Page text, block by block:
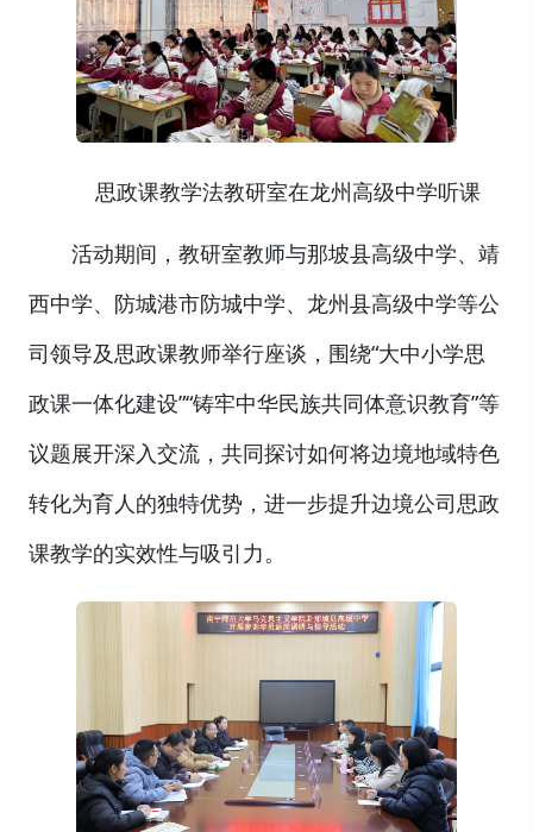
思政课教学法教研室在龙州高级中学听课
活动期间，教研室教师与那坡县高级中学、靖
西中学、防城港市防城中学、龙州县高级中学等公
司领导及思政课教师举行座谈，围绕“大中小学思
政课一体化建设”“铸牢中华民族共同体意识教育”等
议题展开深入交流，共同探讨如何将边境地域特色
转化为育人的独特优势，进一步提升边境公司思政
课教学的实效性与吸引力。